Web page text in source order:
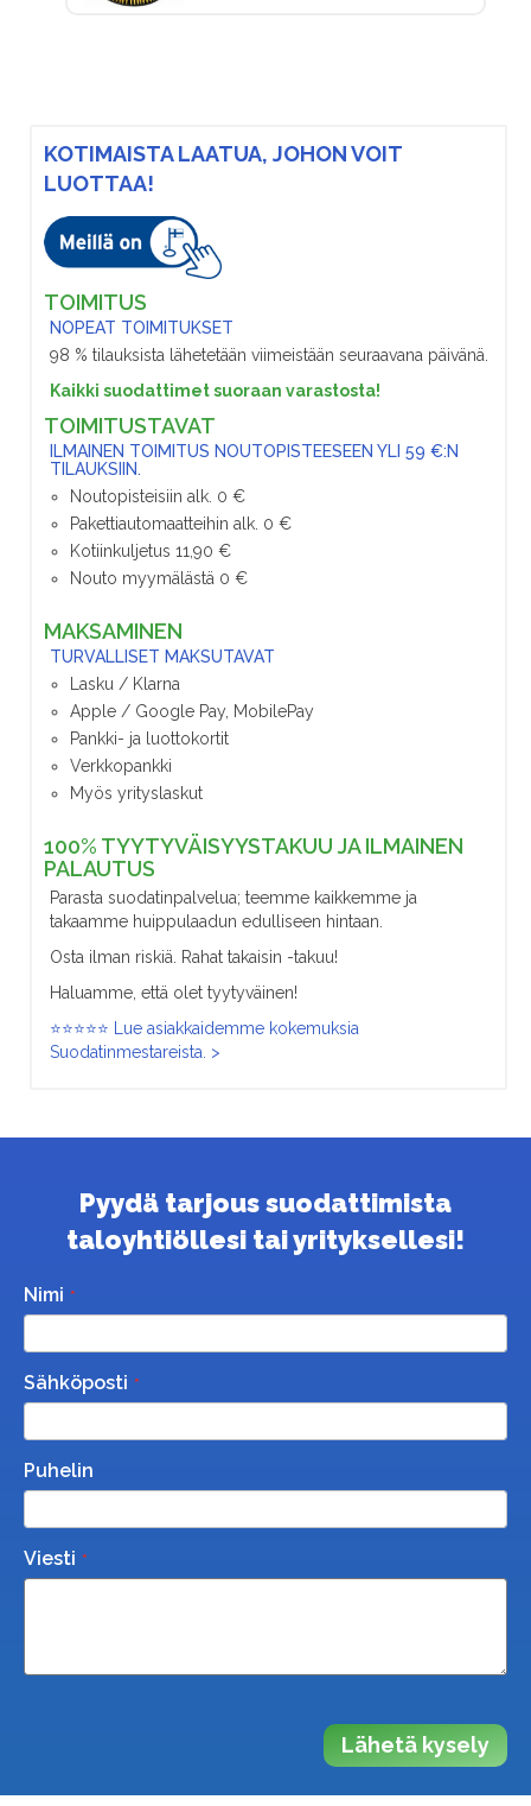
KOTIMAISTA LAATUA, JOHON VOIT
LUOTTAA!
TOIMITUS
NOPEAT TOIMITUKSET
98 % tilauksista lähetetään viimeistään seuraavana päivänä.
Kaikki suodattimet suoraan varastosta!
TOIMITUSTAVAT
ILMAINEN TOIMITUS NOUTOPISTEESEEN YLI 59 €:N
TILAUKSIIN.
Noutopisteisiin alk. 0 €
Pakettiautomaatteihin alk. 0 €
Kotiinkuljetus 11,90 €
Nouto myymälästä 0 €
MAKSAMINEN
TURVALLISET MAKSUTAVAT
Lasku / Klarna
Apple / Google Pay, MobilePay
Pankki- ja luottokortit
Verkkopankki
Myös yrityslaskut
100% TYYTYVÄISYYSTAKUU JA ILMAINEN
PALAUTUS
Parasta suodatinpalvelua; teemme kaikkemme ja
takaamme huippulaadun edulliseen hintaan.
Osta ilman riskiä. Rahat takaisin -takuu!
Haluamme, että olet tyytyväinen!
⭐⭐⭐⭐⭐ Lue asiakkaidemme kokemuksia
Suodatinmestareista. >
Pyydä tarjous suodattimista
taloyhtiöllesi tai yrityksellesi!
Nimi
Sähköposti
Puhelin
Viesti
Lähetä kysely